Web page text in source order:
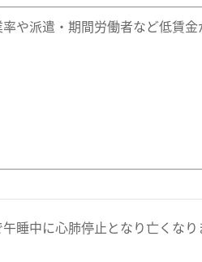
や派遣・期間労働者など低賃
睡中に心肺停止となり亡くな